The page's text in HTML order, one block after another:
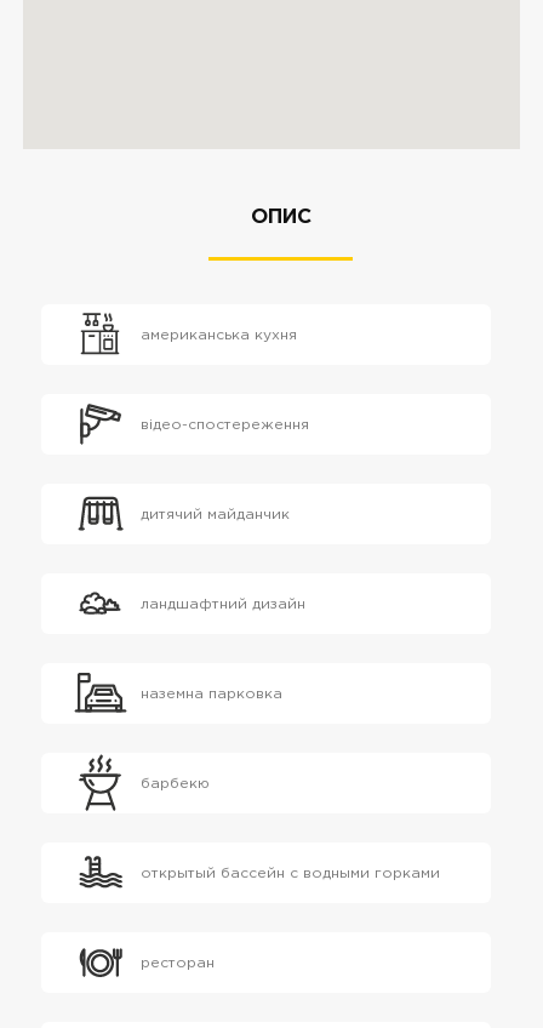
ОПИС
американська кухня
відео-спостереження
дитячий майданчик
ландшафтний дизайн
наземна парковка
барбекю
открытый бассейн с водными горками
ресторан